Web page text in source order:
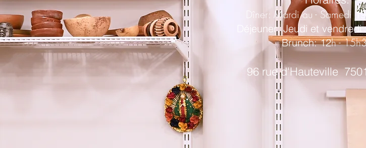
Dîner: Mardi au - Samedi
Déjeuner: Jeudi et vendredi
Brunch: 12h -
96 rue d'Hauteville